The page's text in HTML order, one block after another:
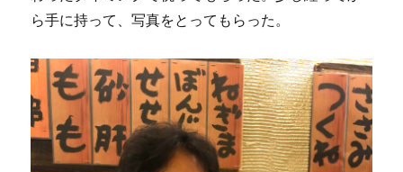
ら手に持って、写真をとってもらった。